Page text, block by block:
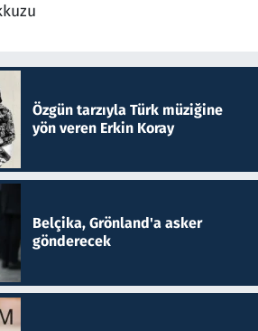
Özgün tarzıyla Türk müziğine
yön veren Erkin Koray
Belçika, Grönland'a asker
gönderecek